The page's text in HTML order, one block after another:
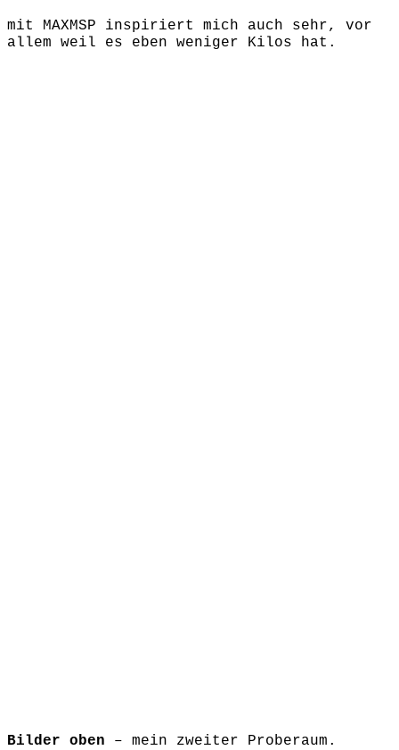
mit MAXMSP inspiriert mich auch sehr, vor
allem weil es eben weniger Kilos hat.
Bilder oben – mein zweiter Proberaum.